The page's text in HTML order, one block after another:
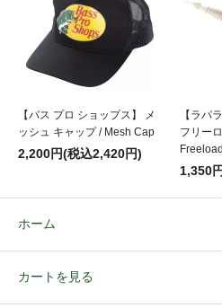
【バス プロ ショップス】 メ
ッシュ キャップ / Mesh Cap
2,200円(税込2,420円)
【ラパ
フリー
1,350
ホーム
カートを見る